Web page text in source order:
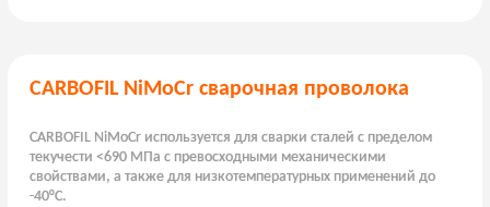
CARBOFIL NiMoCr сварочная проволока
CARBOFIL NiMoCr используется для сварки сталей с пределом
текучести <690 МПа с превосходными механическими
свойствами, а также для низкотемпературных применений до
-40°C.